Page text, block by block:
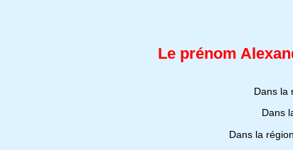
Le prénom
Dans la
Dans
Dans la